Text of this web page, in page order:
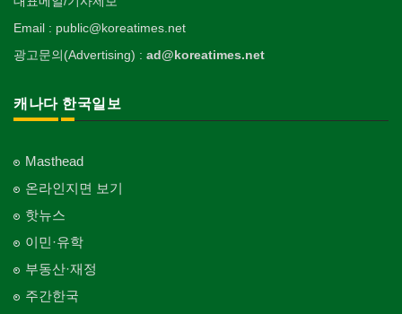
Email : public@koreatimes.net
광고문의(Advertising) : ad@koreatimes.net
캐나다 한국일보
Masthead
온라인지면 보기
핫뉴스
이민·유학
부동산·재정
주간한국